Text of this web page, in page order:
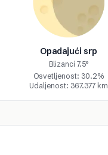
Opadajući srp
Blizanci 7.5°
Osvetljenost: 30.2%
Udaljenost: 367.377 km